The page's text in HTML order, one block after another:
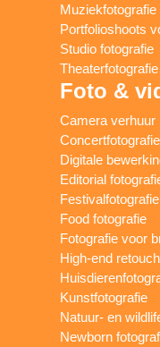
Muziekfotografie
Portfolioshoots
Studio fotografie
Theaterfotografie
Foto &
Camera verhuur
Concertfotografie
Digitale
Editorial
Festivalfotografie
Food fotografie
Fotografie voor
High-end
Kunstfotografie
Natuur- en
Newborn